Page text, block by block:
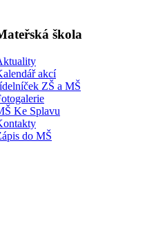
škola
akcí
ZŠ a MŠ
Ke Splavu
do MŠ